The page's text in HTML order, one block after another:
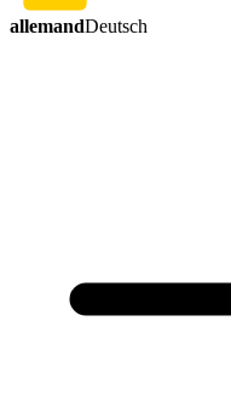
allemandDeutsch